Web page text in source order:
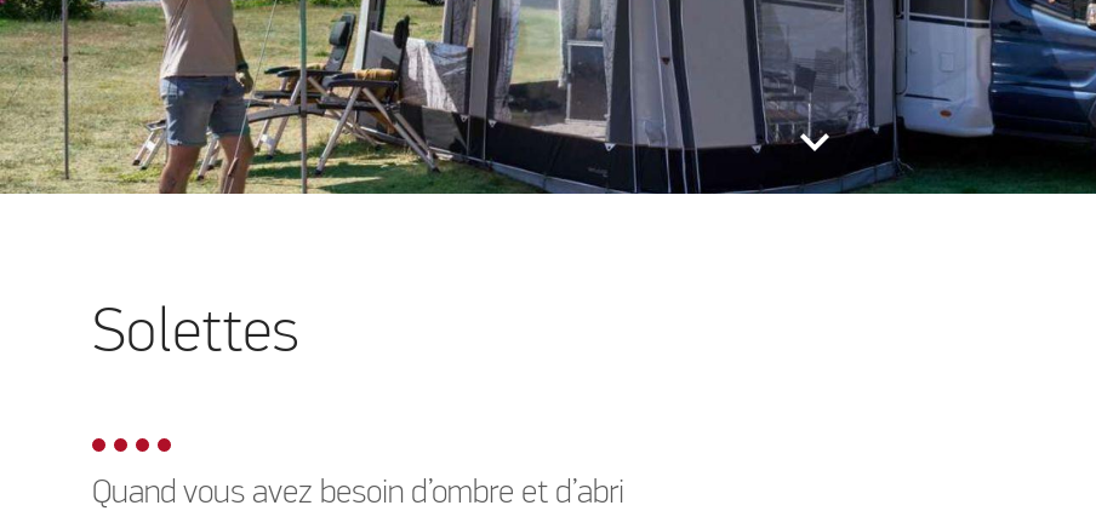
keyboard_arrow_down
Solettes
Quand vous avez besoin d’ombre et d’abri